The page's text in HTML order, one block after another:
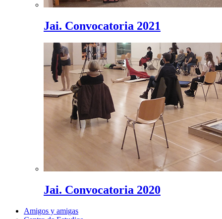
Jai. Convocatoria 2021
Jai. Convocatoria 2020
Amigos y amigas